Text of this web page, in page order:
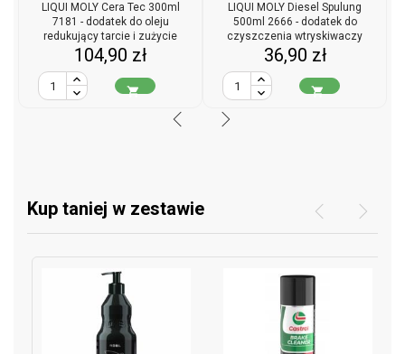
LIQUI MOLY Cera Tec 300ml
7181 - dodatek do oleju
redukujący tarcie i zużycie
Cena
104,90 zł

LIQUI MOLY Diesel Spulung
500ml 2666 - dodatek do
czyszczenia wtryskiwaczy
diesla
Cena
36,90 zł

Kup taniej w zestawie